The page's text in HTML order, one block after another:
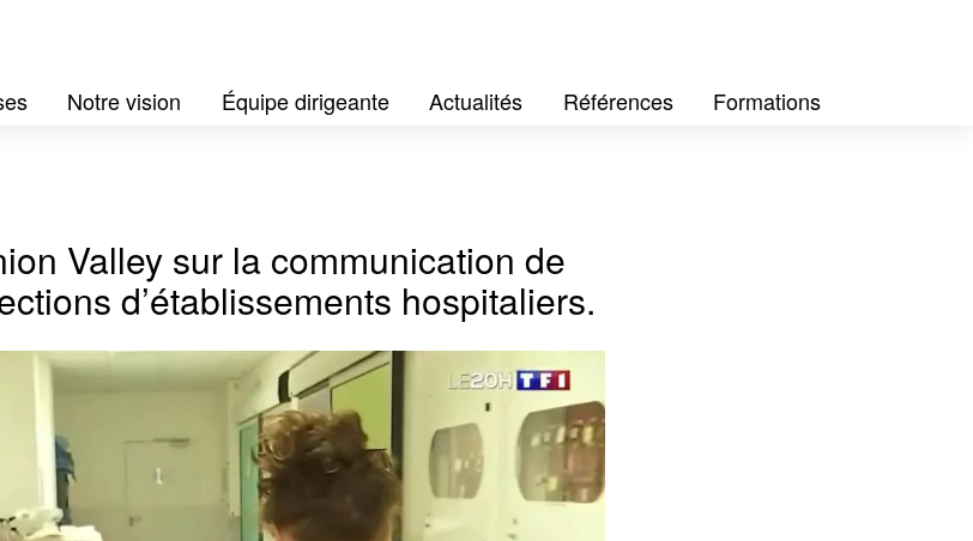
Notre vision Équipe dirigeante Actualités Références Formations
Valley sur la communication de
d’établissements hospitaliers.